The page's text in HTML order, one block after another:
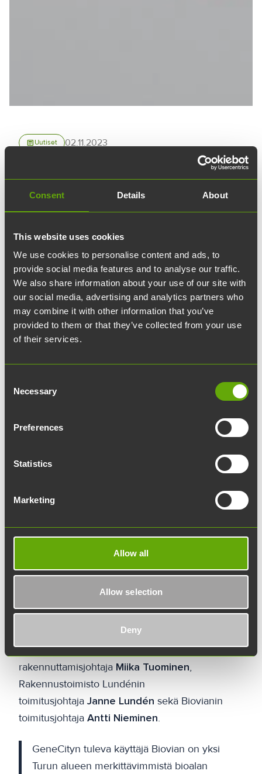
Consent Details About
This website uses cookies
We use cookies to personalise content and ads, to
provide social media features and to analyse our traffic.
We also share information about your use of our site with
our social media, advertising and analytics partners who
may combine it with other information that you’ve
provided to them or that they’ve collected from your use
of their services.
Selection
Necessary
Preferences
Statistics
Marketing
Allow all
Allow selection
Deny
article Uutiset 02.11.2023
GeneCityn peruskivi
muurattiin
Teknologiakiinteistöjen rakennuttaman
GeneCity-rakennuksen peruskivi muurattiin
torstaina 2.11. GeneCity on lääketehdas, jonka
Teknologiakiinteistöt toteuttaa biologisten
lääkkeiden sopimusvalmistaja Biovian Oy:lle.
Noin 6300 neliömetrin
osoitteeseen Teollisuuskatu 42. Hanke käsittää
kerrokseen sijoittuvia aula- ja toimistotiloja sekä
rakennuksen kellarikerrokseen tulevia sosiaali-,
varasto- ja aputiloja. Rakennus valmistuu vuoden
alueen merkittävimmistä bioalan toimijoista, ja se
toimii Teknologiakiinteistöjen asiakkaana
BioCityssä, PharmaCityssä ja ElectroCityssä,
joissa sillä on noin 5100 neliömetriä tuotanto- ja
Torstaina 2.11. järjestetyssä peruskiven
muuraustilaisuudessa puhuivat Turun
pormestariMinna Arve, Teknologiakiinteistöjen
rakennuttamisjohtaja Miika Tuominen,
Rakennustoimisto Lundénin
toimitusjohtaja Janne Lundén sekä Biovianin
toimitusjohtaja Antti Nieminen.
GeneCityn tuleva käyttäjä Biovian on yksi
Turun alueen merkittävimmistä bioalan